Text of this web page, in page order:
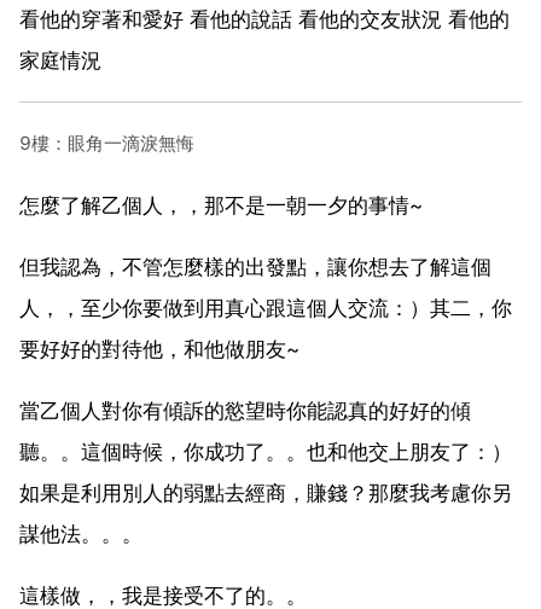
看他的穿著和愛好 看他的說話 看他的交友狀況 看他的
家庭情況
9樓：眼角一滴淚無悔
怎麼了解乙個人，，那不是一朝一夕的事情~
但我認為，不管怎麼樣的出發點，讓你想去了解這個
人，，至少你要做到用真心跟這個人交流：）其二，你
要好好的對待他，和他做朋友~
當乙個人對你有傾訴的慾望時你能認真的好好的傾
聽。。這個時候，你成功了。。也和他交上朋友了：）
如果是利用別人的弱點去經商，賺錢？那麼我考慮你另
謀他法。。。
這樣做，，我是接受不了的。。